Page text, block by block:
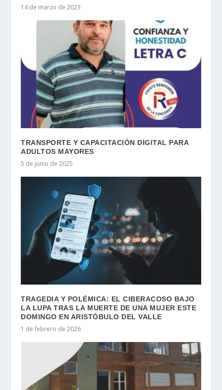
14 de marzo de 2023
TRANSPORTE Y CAPACITACIÓN DIGITAL PARA
ADULTOS MAYORES
5 de junio de 2025
TRAGEDIA Y POLÉMICA: EL CIBERACOSO BAJO
LA LUPA TRAS LA MUERTE DE UNA MUJER ESTE
DOMINGO EN ARISTÓBULO DEL VALLE
1 de febrero de 2026